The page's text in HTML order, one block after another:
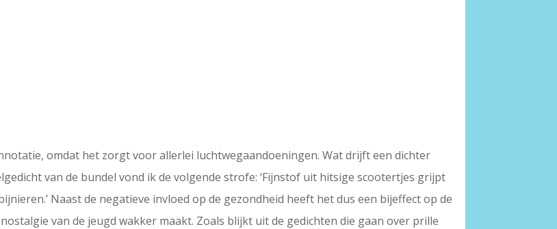
omdat het zorgt voor allerlei luchtwegaandoeningen. Wat drijft een dichter
van de bundel vond ik de volgende strofe: ‘Fijnstof uit hitsige scootertjes grijpt
Naast de negatieve invloed op de gezondheid heeft het dus een bijeffect op de
van de jeugd wakker maakt. Zoals blijkt uit de gedichten die gaan over prille